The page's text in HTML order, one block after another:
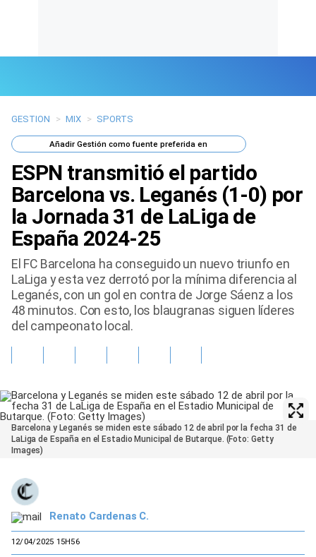
Últimas Noticias
Mi Bolsillo
Respuestas
Gente
Vida Laboral
Tendencias Mix
Sports
GESTION > MIX > SPORTS
AñadirGestión como fuente preferida en
ESPN transmitió el partido
Barcelona vs. Leganés (1-0) por
la Jornada 31 de LaLiga de
España 2024-25
El FC Barcelona ha conseguido un nuevo triunfo en
LaLiga y esta vez derrotó por la mínima diferencia al
Leganés, con un gol en contra de Jorge Sáenz a los
48 minutos. Con esto, los blaugranas siguen líderes
del campeonato local.
Barcelona y Leganés se miden este sábado 12 de abril por la fecha 31 de
LaLiga de España en el Estadio Municipal de Butarque. (Foto: Getty
Images)
Renato Cardenas C.
12/04/2025 15H56